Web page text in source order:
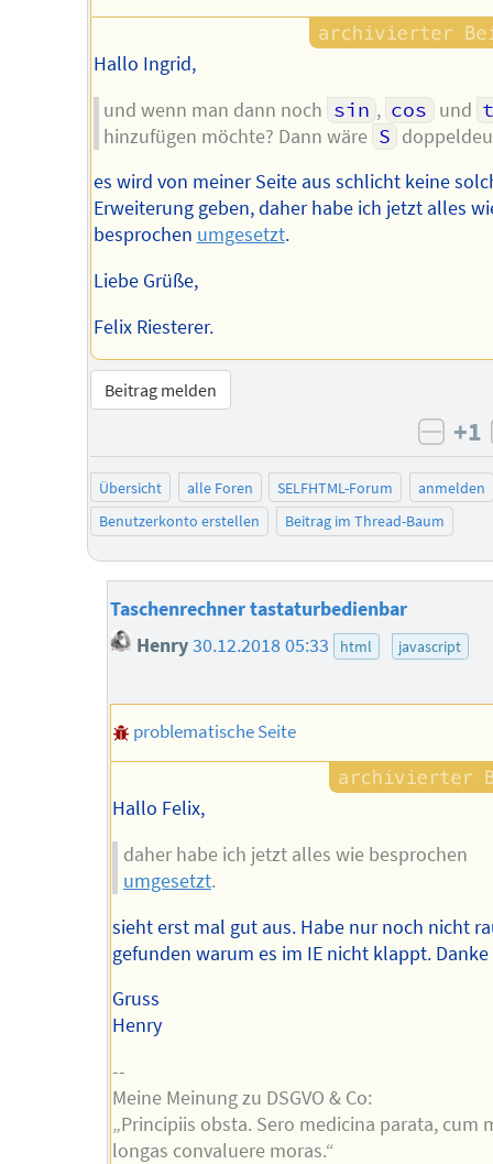
Hallo Ingrid,
und wenn man dann noch sin , cos und
hinzufügen möchte? Dann wäre S
es wird von meiner Seite aus schlicht keine
Erweiterung geben, daher habe ich jetzt alles
besprochen umgesetzt.
Liebe Grüße,
Felix Riesterer.
Beitrag melden
+1
Übersicht alle Foren SELFHTML-Forum
anmelden
Benutzerkonto erstellen
Beitrag im Thread-Baum
Taschenrechner tastaturbedienbar
Henry 30.12.2018 05:33 html javascript
problematische Seite
Hallo Felix,
daher habe ich jetzt alles wie besprochen
umgesetzt.
sieht erst mal gut aus. Habe nur noch nicht
gefunden warum es im IE nicht klappt.
Gruss
Henry
--
Meine Meinung zu DSGVO & Co:
„Principiis obsta. Sero medicina parata, cum
longas convaluere moras.“